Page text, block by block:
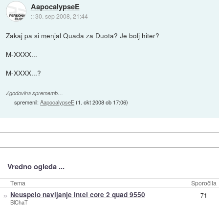
AapocalypseE
::30. sep 2008, 21:44
Zakaj pa si menjal Quada za Duota? Je bolj hiter?
M-XXXX...
M-XXXX...?
Zgodovina sprememb…
spremenil:AapocalypseE(1. okt 2008 ob 17:06)
Vredno ogleda ...
Tema Sporočila
» Neuspelo navijanje Intel core 2 quad 9550
BlChaT
71